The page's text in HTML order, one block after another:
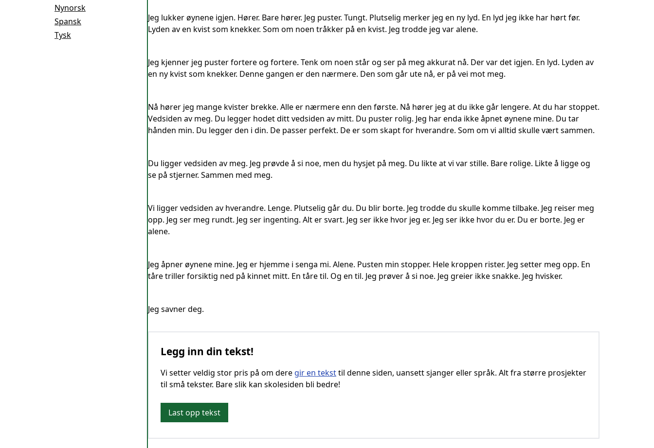
Nynorsk
Spansk
Tysk
Jeg lukker øynene igjen. Hører. Bare hører. Jeg puster. Tungt. Plutselig merker jeg en ny lyd. En lyd jeg ikke har hørt før.
Lyden av en kvist som knekker. Som om noen tråkker på en kvist. Jeg trodde jeg var alene.
Jeg kjenner jeg puster fortere og fortere. Tenk om noen står og ser på meg akkurat nå. Der var det igjen. En lyd. Lyden av
en ny kvist som knekker. Denne gangen er den nærmere. Den som går ute nå, er på vei mot meg.
Nå hører jeg mange kvister brekke. Alle er nærmere enn den første. Nå hører jeg at du ikke går lengere. At du har stoppet.
Vedsiden av meg. Du legger hodet ditt vedsiden av mitt. Du puster rolig. Jeg har enda ikke åpnet øynene mine. Du tar
hånden min. Du legger den i din. De passer perfekt. De er som skapt for hverandre. Som om vi alltid skulle vært sammen.
Du ligger vedsiden av meg. Jeg prøvde å si noe, men du hysjet på meg. Du likte at vi var stille. Bare rolige. Likte å ligge og
se på stjerner. Sammen med meg.
Vi ligger vedsiden av hverandre. Lenge. Plutselig går du. Du blir borte. Jeg trodde du skulle komme tilbake. Jeg reiser meg
opp. Jeg ser meg rundt. Jeg ser ingenting. Alt er svart. Jeg ser ikke hvor jeg er. Jeg ser ikke hvor du er. Du er borte. Jeg er
alene.
Jeg åpner øynene mine. Jeg er hjemme i senga mi. Alene. Pusten min stopper. Hele kroppen rister. Jeg setter meg opp. En
tåre triller forsiktig ned på kinnet mitt. En tåre til. Og en til. Jeg prøver å si noe. Jeg greier ikke snakke. Jeg hvisker.
Jeg savner deg.
Legg inn din tekst!
Vi setter veldig stor pris på om dere gir en teksttil denne siden, uansett sjanger eller språk. Alt fra større prosjekter
til små tekster. Bare slik kan skolesiden bli bedre!
Last opp tekst